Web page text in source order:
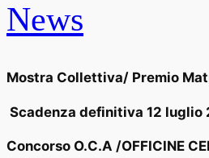
News
Mostra Collettiva/ Premio
Scadenza definitiva 12
Concorso O.C.A /OFFICINE